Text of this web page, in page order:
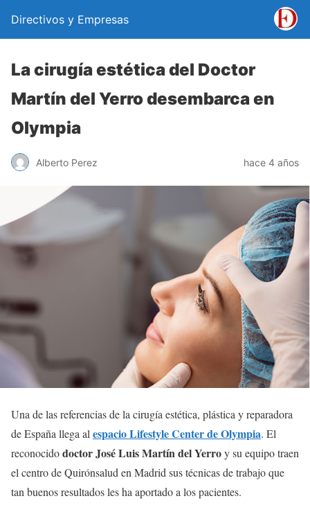
Directivos y Empresas
La cirugía estética del Doctor
Martín del Yerro desembarca en
Olympia
Alberto Perez hace 4 años
Una de las referencias de la cirugía estética, plástica y reparadora
de España llega al espacio Lifestyle Center de Olympia. El
reconocidodoctor José Luis Martín del Yerroy su equipo traen
el centro de Quirónsalud en Madrid sus técnicas de trabajo que
tan buenos resultados les ha aportado a los pacientes.